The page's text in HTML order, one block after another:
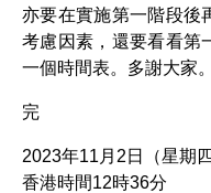
亦要在實施第一階段後
考慮因素，還要看看第
一個時間表。多謝大家。
完
2023年11月2日（星期四
香港時間12時36分